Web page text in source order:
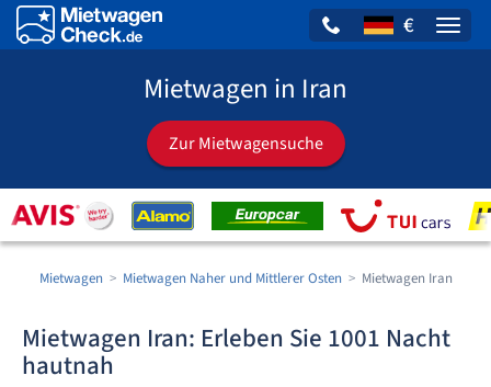
€
Mietwagen in Iran
Zur Mietwagensuche
Mietwagen Mietwagen Naher und Mittlerer Osten Mietwagen Iran
Mietwagen Iran: Erleben Sie 1001 Nacht
hautnah